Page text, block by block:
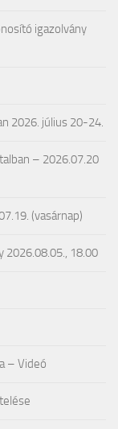
igazolvány
2026. július 20-24.
– 2026.07.20
(vasárnap)
18.00
– Videó